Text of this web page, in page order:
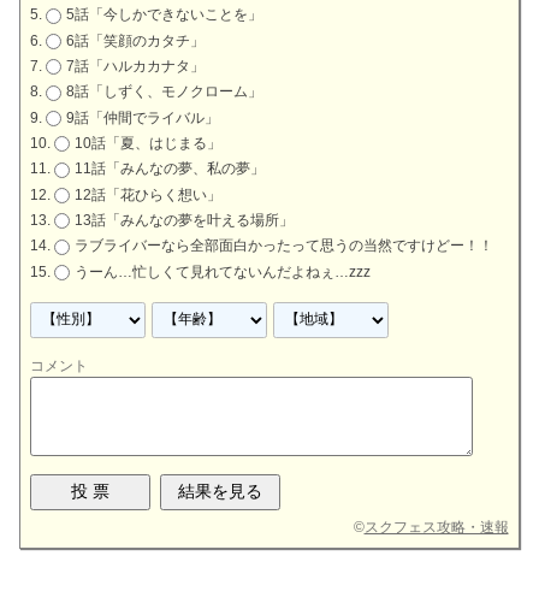
5話「今しかできないことを」
6話「笑顔のカタチ」
7話「ハルカカナタ」
8話「しずく、モノクローム」
9話「仲間でライバル」
10話「夏、はじまる」
11話「みんなの夢、私の夢」
12話「花ひらく想い」
13話「みんなの夢を叶える場所」
ラブライバーなら全部面白かったって思うの当然ですけどー！！
うーん…忙しくて見れてないんだよねぇ…zzz
コメント
©スクフェス攻略・速報